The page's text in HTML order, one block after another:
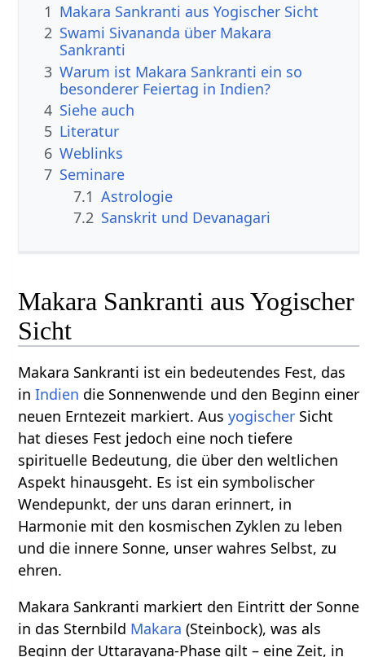
1 Makara Sankranti aus Yogischer Sicht
2 Swami Sivananda über Makara
Sankranti
3 Warum ist Makara Sankranti ein so
besonderer Feiertag in Indien?
4 Siehe auch
5 Literatur
6 Weblinks
7 Seminare
7.1 Astrologie
7.2 Sanskrit und Devanagari
Makara Sankranti aus Yogischer
Sicht
Makara Sankranti ist ein bedeutendes Fest, das
inIndien die Sonnenwende und den Beginn einer
neuen Erntezeit markiert. Ausyogischer Sicht
hat dieses Fest jedoch eine noch tiefere
spirituelle Bedeutung, die über den weltlichen
Aspekt hinausgeht. Es ist ein symbolischer
Wendepunkt, der uns daran erinnert, in
Harmonie mit den kosmischen Zyklen zu leben
und die innere Sonne, unser wahres Selbst, zu
ehren.
Makara Sankranti markiert den Eintritt der Sonne
in das Sternbild Makara (Steinbock), was als
Beginn der Uttarayana-Phase gilt – eine Zeit, in